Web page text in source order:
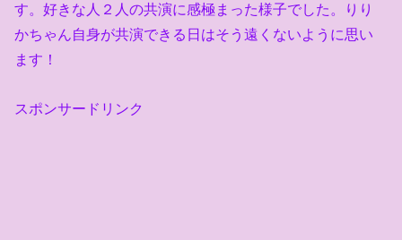
す。好きな人２人の共演に感極まった様子でした。りり
かちゃん自身が共演できる日はそう遠くないように思い
ます！
スポンサードリンク